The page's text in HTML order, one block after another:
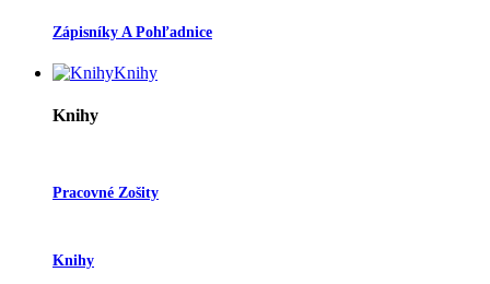
Zápisníky A Pohľadnice
Knihy
Knihy
Pracovné Zošity
Knihy